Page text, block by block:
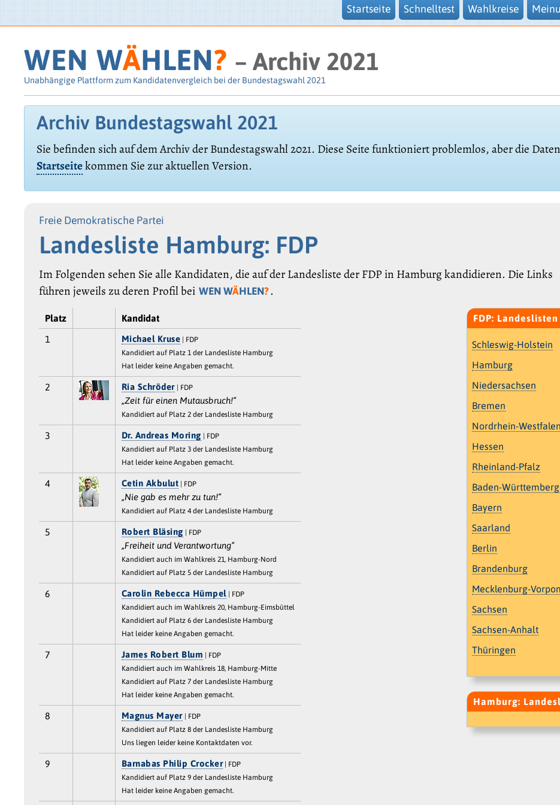
Startseite Schnelltest Wahlkreise
WEN WÄHLEN? – Archiv 2021
Unabhängige Plattform zum Kandidatenvergleich bei der Bundestagswahl 2021
Archiv Bundestagswahl 2021
Sie befinden sich auf dem Archiv der Bundestagswahl 2021. Diese Seite funktioniert problemlos, aber die
Startseitekommen Sie zur aktuellen Version.
Freie Demokratische Partei
Landesliste Hamburg: FDP
Im Folgenden sehen Sie alle Kandidaten, die auf der Landesliste der FDP in Hamburg kandidieren. Die Links
führen jeweils zu deren Profil bei WEN WÄHLEN?.
Platz
Kandidat
1
Michael Kruse | FDP
Kandidiert auf Platz 1 der Landesliste Hamburg
Hat leider keine Angaben gemacht.
2 Ria Schröder| FDP
„Zeit für einen Mutausbruch!“
Kandidiert auf Platz 2 der Landesliste Hamburg
3 Dr. Andreas Moring | FDP
Kandidiert auf Platz 3 der Landesliste Hamburg
Hat leider keine Angaben gemacht.
4 Cetin Akbulut | FDP
„Nie gab es mehr zu tun!“
Kandidiert auf Platz 4 der Landesliste Hamburg
5 Robert Bläsing | FDP
„Freiheit und Verantwortung“
Kandidiert auch im Wahlkreis 21, Hamburg-Nord
Kandidiert auf Platz 5 der Landesliste Hamburg
6 Carolin Rebecca Hümpel| FDP
Kandidiert auch im Wahlkreis 20, Hamburg-Eimsbüttel
Kandidiert auf Platz 6 der Landesliste Hamburg
Hat leider keine Angaben gemacht.
7 James Robert Blum
| FDP
Kandidiert auch im Wahlkreis 18, Hamburg-Mitte
Kandidiert auf Platz 7 der Landesliste Hamburg
Hat leider keine Angaben gemacht.
8 Magnus Mayer| FDP
Kandidiert auf Platz 8 der Landesliste Hamburg
Uns liegen leider keine Kontaktdaten vor.
9 Barnabas Philip Crocker| FDP
Kandidiert auf Platz 9 der Landesliste Hamburg
Hat leider keine Angaben gemacht.
FDP:
Schleswig-Holstein
Hamburg
Niedersachsen
Bremen
Nordrhein-Westfalen
Hessen
Rheinland-Pfalz
Baden-Württemberg
Bayern
Saarland
Berlin
Brandenburg
Mecklenburg-
Sachsen
Sachsen-Anhalt
Thüringen
Hamburg: